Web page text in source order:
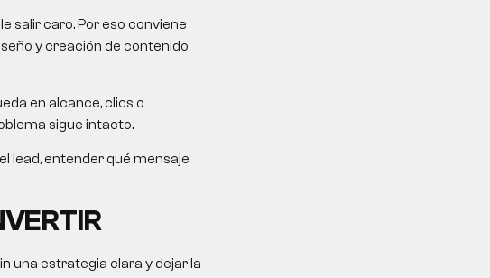
salir caro. Por eso conviene
y creación de contenido
en alcance, clics o
sigue intacto.
lead, entender qué mensaje
una estrategia clara y dejar la